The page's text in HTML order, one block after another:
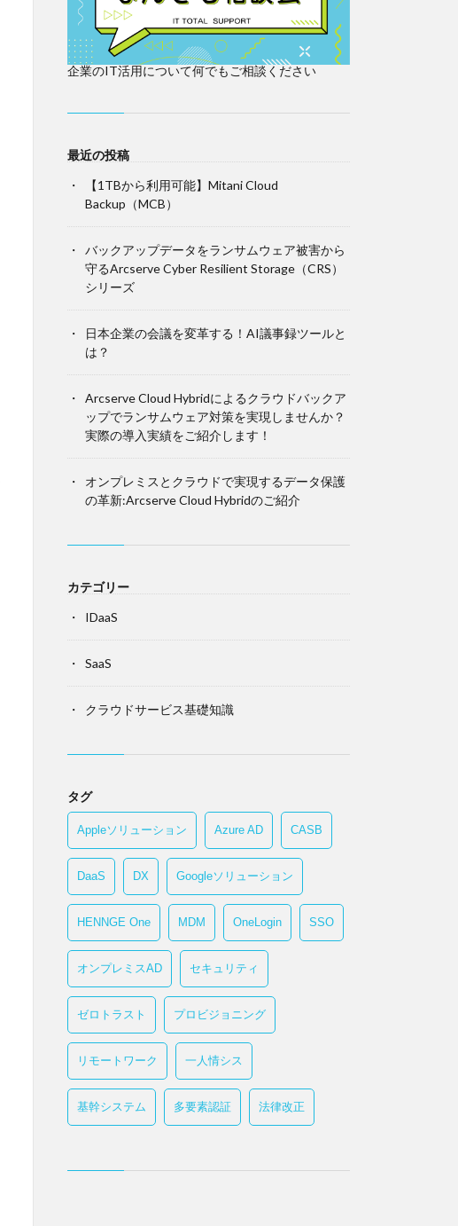
企業のIT活用について何でもご相談ください
最近の投稿
【1TBから利用可能】Mitani Cloud
Backup（MCB）
バックアップデータをランサムウェア被害から
守るArcserve Cyber Resilient Storage（CRS）
シリーズ
日本企業の会議を変革する！AI議事録ツールと
は？
Arcserve Cloud Hybridによるクラウドバックア
ップでランサムウェア対策を実現しませんか？
実際の導入実績をご紹介します！
オンプレミスとクラウドで実現するデータ保護
の革新:Arcserve Cloud Hybridのご紹介
カテゴリー
IDaaS
SaaS
クラウドサービス基礎知識
タグ
Appleソリューション Azure AD CASB
DaaS DX Googleソリューション
HENNGE One MDM OneLogin SSO
オンプレミスAD セキュリティ
ゼロトラスト プロビジョニング
リモートワーク 一人情シス
基幹システム 多要素認証 法律改正